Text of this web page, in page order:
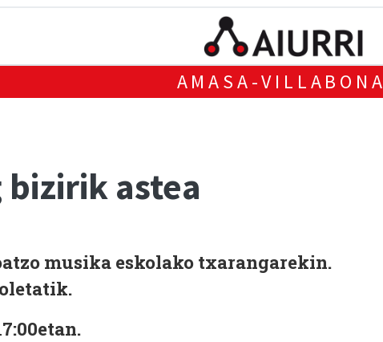
AMASA-VILLABONA
astea
musika eskolako txarangarekin.